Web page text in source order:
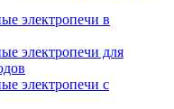
электропечи в
электропечи для
электропечи с